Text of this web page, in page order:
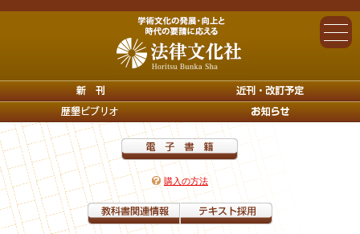
購入の方法